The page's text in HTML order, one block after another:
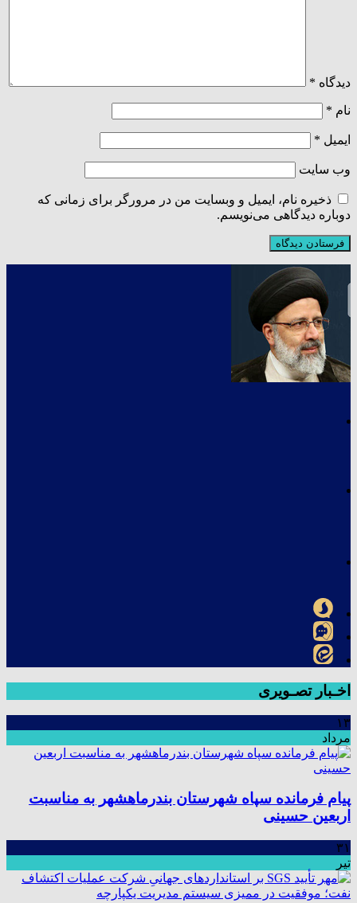
دیدگاه *
نام *
ایمیل *
وب‌ سایت
ذخیره نام، ایمیل و وبسایت من در مرورگر برای زمانی که
دوباره دیدگاهی می‌نویسم.
اخـبار تصـویری
۱۳
مرداد
پیام فرمانده سپاه شهرستان بندرماهشهر به مناسبت
اربعین حسینی
۳۱
تیر